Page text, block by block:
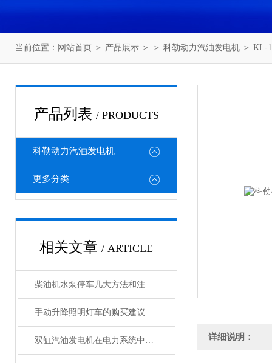
当前位置： 网站首页 ＞ 产品展示 ＞ ＞ 科勒动力汽油发电机 ＞ KL-
产品列表 / PRODUCTS
科勒动力汽油发电机
更多分类
相关文章 / ARTICLE
柴油机水泵停车几大方法和注意事项
手动升降照明灯车的购买建议与注意事项
双缸汽油发电机在电力系统中的备用电源 详细说明：